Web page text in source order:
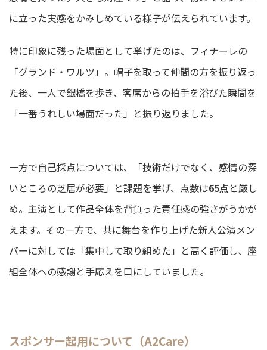
に立った実感をかみしめている様子が伝えられています。
特に印象に残った場面として挙げたのは、フィナーレの
「グランド・ワルツ」。帽子を取って仲間の方を振り返っ
た後、一人で銀橋を歩き、客席からの拍手を浴びた瞬間を
「一番うれしい場面だった」と振り返りました。
一方で自己採点については、「技術だけでなく、感情の深
いところの芝居が必要」と課題を挙げ、点数は65点と厳し
め。主演として作品全体を背負った責任感の強さがうかが
えます。その一方で、共に舞台を作り上げた新人公演メン
バーに対しては「集中して取り組めた」と高く評価し、座
組全体への感謝と手応えを口にしていました。
スポンサー起用について（A2Care）